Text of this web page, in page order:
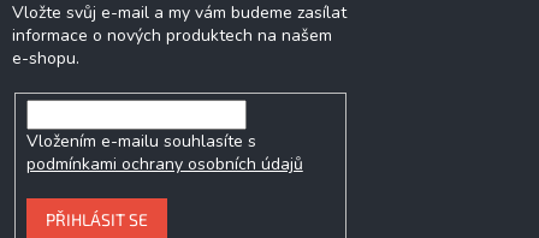
Vložte svůj e-mail a my vám budeme zasílat
informace o nových produktech na našem
e-shopu.
Vložením e-mailu souhlasíte s
podmínkami ochrany osobních údajů
PŘIHLÁSIT SE